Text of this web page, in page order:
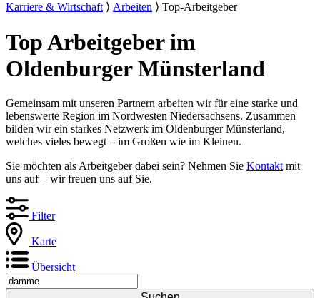
Karriere & Wirtschaft⟩ Arbeiten ⟩ Top-Arbeitgeber
Top Arbeitgeber im
Oldenburger Münsterland
Gemeinsam mit unseren Partnern arbeiten wir für eine starke und
lebenswerte Region im Nordwesten Niedersachsens. Zusammen
bilden wir ein starkes Netzwerk im Oldenburger Münsterland,
welches vieles bewegt – im Großen wie im Kleinen.
Sie möchten als Arbeitgeber dabei sein? Nehmen Sie Kontakt mit
uns auf – wir freuen uns auf Sie.
Filter
Karte
Übersicht